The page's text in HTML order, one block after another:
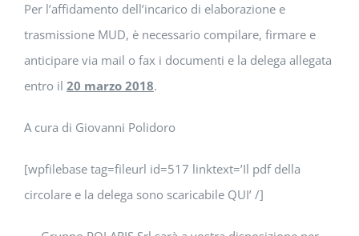
Per l’affidamento dell’incarico di elaborazione e
trasmissione MUD, è necessario compilare, firmare e
anticipare via mail o fax i documenti e la delega allegata
entro il 20 marzo 2018.
A cura di Giovanni Polidoro
[wpfilebase tag=fileurl id=517 linktext=’Il pdf della
circolare e la delega sono scaricabile QUI’ /]